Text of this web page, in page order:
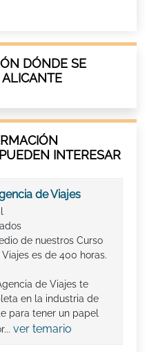
DÓNDE SE
INTERESAR
de Viajes
de nuestros Curso
es de 400 horas.
de Viajes te
en la industria de
para tener un papel
ver temario